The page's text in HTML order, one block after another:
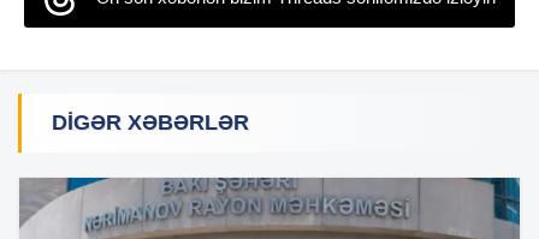
DIGƏR XƏBƏRLƏR